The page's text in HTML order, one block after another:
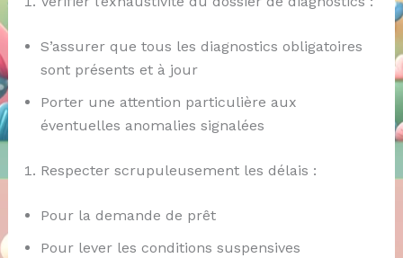
S’assurer que tous les diagnostics obligatoires
sont présents et à jour
Porter une attention particulière aux
éventuelles anomalies signalées
Respecter scrupuleusement les délais :
Pour la demande de prêt
Pour lever les conditions suspensives